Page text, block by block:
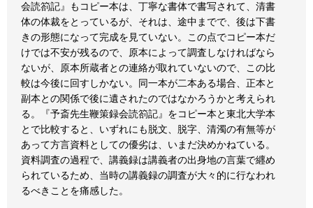
会読箚記』もコピー本は、丁寧な書体で書写されて、清書
体の体裁をとっているが、それは、途中までで、後は下書
きの形態になって完成を見ていない。この点でコピー本だ
けでは不安が残るので、原本によって調査しなければなら
ないが、原本所蔵者との連絡が取れていないので、この比
較は今後に回すしかない。同一本が二本ある場合、正本と
副本との関係で後に遺されたのではなかろうかと考えられ
る。『予斎先生鞭策録会読箚記』をコピー本と東北大学本
とで比較すると、いずれにも脱文、脱字、清濁の有無等が
あって方言資料としての優劣は、いまだ決めかねている。
資料調査の過程で、講義録は講義者の出身地の言葉で纒め
られているため、当時の講義録の調査が大々的に行なわれ
るべきことを痛感した。